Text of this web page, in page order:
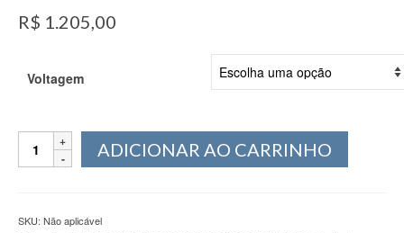
R$ 1.205,00
Voltagem
Ventilador
Branco
ADICIONAR AO CARRINHO
SKU: Não aplicável